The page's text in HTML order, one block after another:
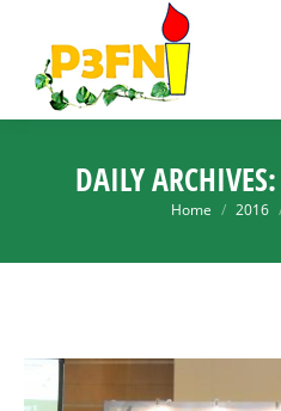
DAILY ARCHIVES:
You are here:
Home 2016